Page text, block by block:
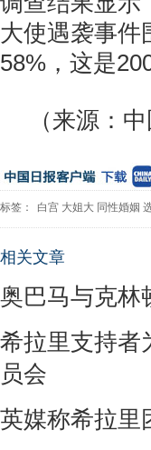
大使遇袭事件
58%，这是
（来源：
标签： 白宫 大姐大 同性婚姻
相关文章
奥巴马与克林
希拉里支持者
员会
英媒称希拉里